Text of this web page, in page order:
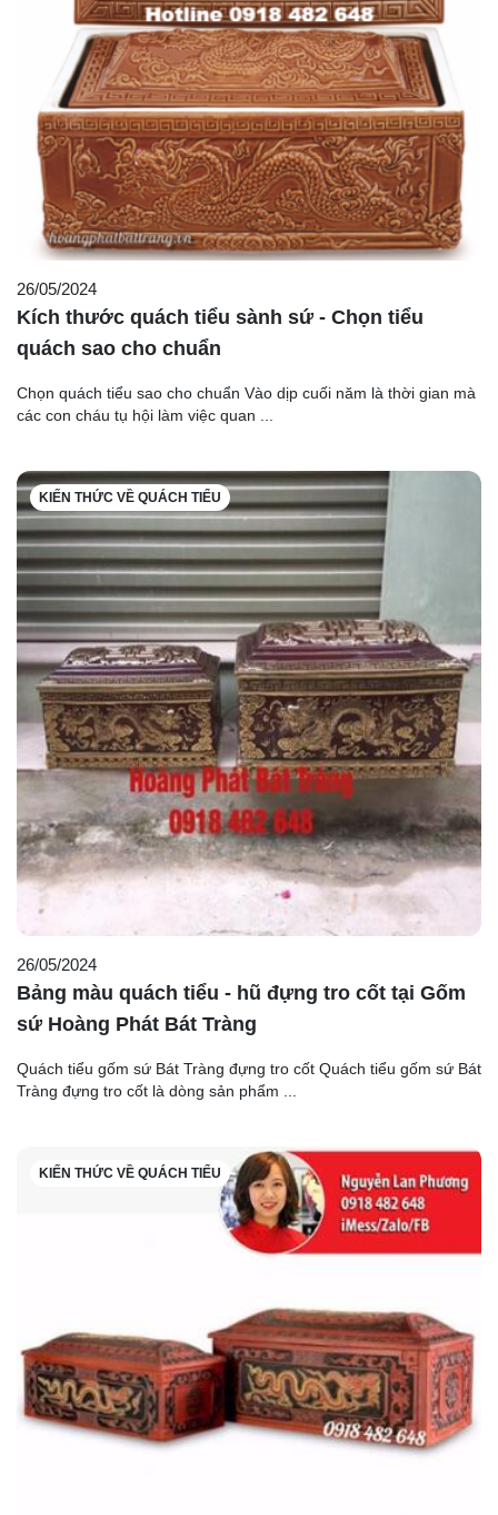
26/05/2024
Kích thước quách tiểu sành sứ - Chọn tiểu
quách sao cho chuẩn
Chọn quách tiểu sao cho chuẩn Vào dịp cuối năm là thời gian mà
các con cháu tụ hội làm việc quan ...
KIẾN THỨC VỀ QUÁCH TIỂU
26/05/2024
Bảng màu quách tiểu - hũ đựng tro cốt tại Gốm
sứ Hoàng Phát Bát Tràng
Quách tiểu gốm sứ Bát Tràng đựng tro cốt Quách tiểu gốm sứ Bát
Tràng đựng tro cốt là dòng sản phẩm ...
KIẾN THỨC VỀ QUÁCH TIỂU